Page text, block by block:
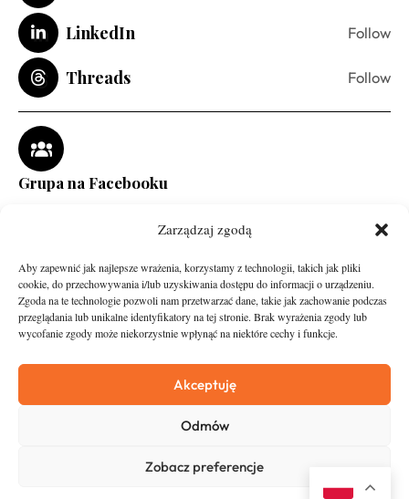
Zarządzaj zgodą
Aby zapewnić jak najlepsze wrażenia, korzystamy z technologii, takich jak pliki
cookie, do przechowywania i/lub uzyskiwania dostępu do informacji o urządzeniu.
Zgoda na te technologie pozwoli nam przetwarzać dane, takie jak zachowanie podczas
przeglądania lub unikalne identyfikatory na tej stronie. Brak wyrażenia zgody lub
wycofanie zgody może niekorzystnie wpłynąć na niektóre cechy i funkcje.
Akceptuję
Odmów
Zobacz preferencje
LinkedIn Follow
Threads Follow
Grupa na Facebooku
Asfalt
O nas
Zostań Patronem
Kontakt